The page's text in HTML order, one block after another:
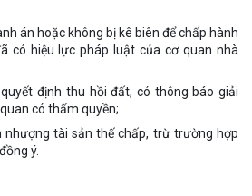
án hoặc không bị kê biên để chấp hành
có hiệu lực pháp luật của cơ quan nhà
định thu hồi đất, có thông báo giải
có thẩm quyền;
nhượng tài sản thế chấp, trừ trường hợp
ý.